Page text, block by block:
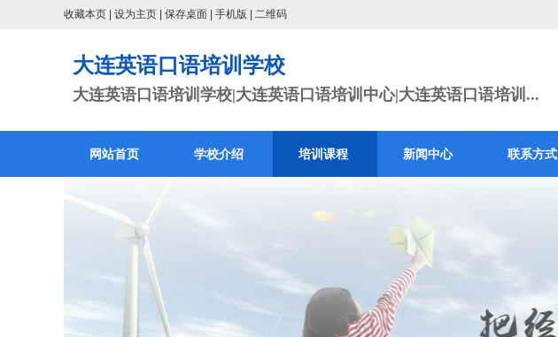
收藏本页 设为主页 保存桌面 手机版 二维码
大连英语口语培训学校
大连英语口语培训学校|大连英语口语培训中心|大连英语口语培训...
网站首页 学校介绍 培训课程 新闻中心 联系方式